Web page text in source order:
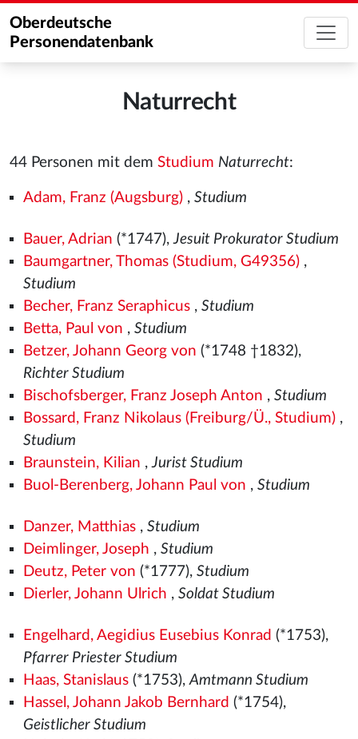
Oberdeutsche
Personendatenbank
Naturrecht
44 Personen mit dem Studium Naturrecht:
Adam, Franz (Augsburg), Studium
Bauer, Adrian (*1747),Jesuit Prokurator Studium
Baumgartner, Thomas (Studium, G49356),
Studium
Becher, Franz Seraphicus, Studium
Betta, Paul von , Studium
Betzer, Johann Georg von (*1748 †1832),
Richter Studium
Bischofsberger, Franz Joseph Anton , Studium
Bossard, Franz Nikolaus (Freiburg/Ü., Studium),
Studium
Braunstein, Kilian ,Jurist Studium
Buol-Berenberg, Johann Paul von , Studium
Danzer, Matthias, Studium
Deimlinger, Joseph , Studium
Deutz, Peter von (*1777), Studium
Dierler, Johann Ulrich , Soldat Studium
Engelhard, Aegidius Eusebius Konrad (*1753),
Pfarrer Priester Studium
Haas, Stanislaus(*1753),Amtmann Studium
Hassel, Johann Jakob Bernhard (*1754),
Geistlicher Studium